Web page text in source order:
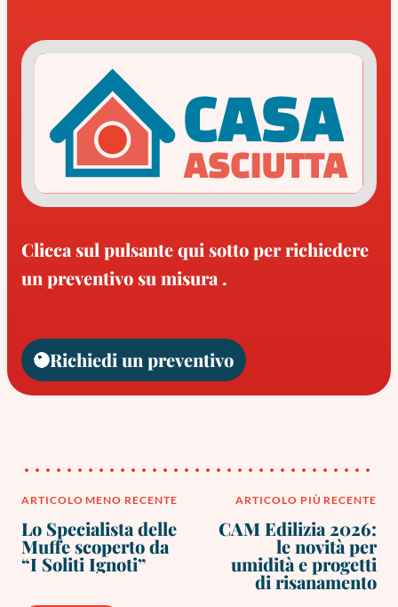
Clicca sul pulsante qui sotto per richiedere
un preventivo su misura .
Richiedi un preventivo
Navigazione
articoli
ARTICOLO MENO RECENTE
Lo Specialista delle
Muffe scoperto da
“I Soliti Ignoti”
ARTICOLO PIÙ RECENTE
CAM Edilizia 2026:
le novità per
umidità e progetti
di risanamento